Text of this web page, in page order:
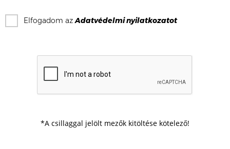
Elfogadom azAdatvédelmi nyilatkozatot
*A csillaggal jelölt mezők kitöltése kötelező!